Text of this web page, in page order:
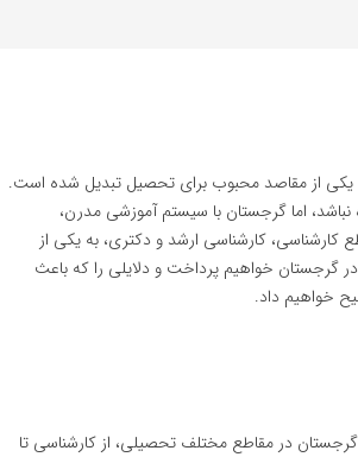
یکی از مقاصد محبوب برای تحصیل تبدیل شده است.
اما گرجستان با سیستم آموزشی مدرن،
کارشناسی، کارشناسی ارشد و دکتری، به یکی از
گرجستان خواهیم پرداخت و دلایلی را که باعث
خواهیم داد.
در مقاطع مختلف تحصیلی، از کارشناسی تا